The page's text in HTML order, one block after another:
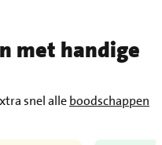
met handige
snel alleboodschappen